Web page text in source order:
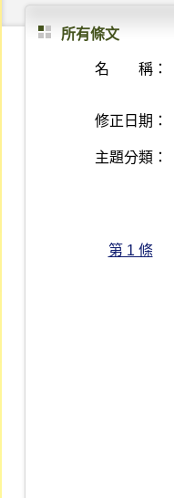
所有條文
名 稱：
修正日期：
主題分類：
第 1 條